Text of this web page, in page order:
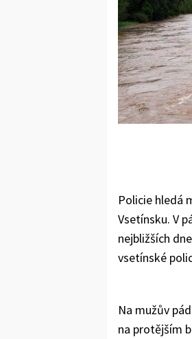
Policie hledá
Vsetínsku. V
nejbližších
vsetínské
Na mužův
na protějším